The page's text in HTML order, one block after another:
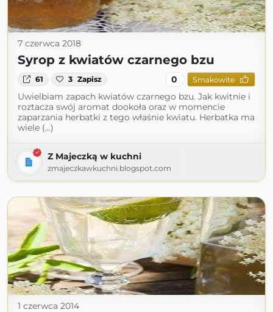
7 czerwca 2018
Syrop z kwiatów czarnego bzu
61 3 Zapisz 0 Smakowite
Uwielbiam zapach kwiatów czarnego bzu. Jak kwitnie i
roztacza swój aromat dookoła oraz w momencie
zaparzania herbatki z tego właśnie kwiatu. Herbatka ma
wiele (...)
Z Majeczką w kuchni
zmajeczkawkuchni.blogspot.com
1 czerwca 2014